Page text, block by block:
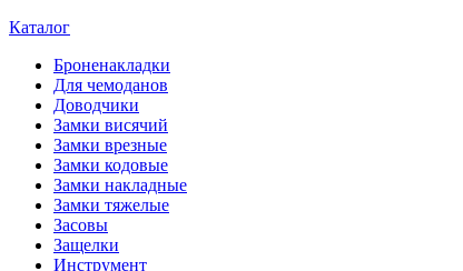
Каталог
Броненакладки
Для чемоданов
Доводчики
Замки висячий
Замки врезные
Замки кодовые
Замки накладные
Замки тяжелые
Засовы
Защелки
Инструмент